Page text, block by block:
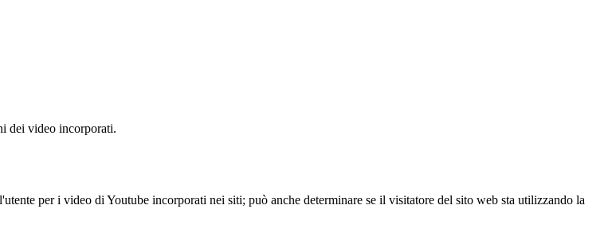
dei video incorporati.
per i video di Youtube incorporati nei siti; può anche determinare se il visitatore del sito web sta utilizzando la